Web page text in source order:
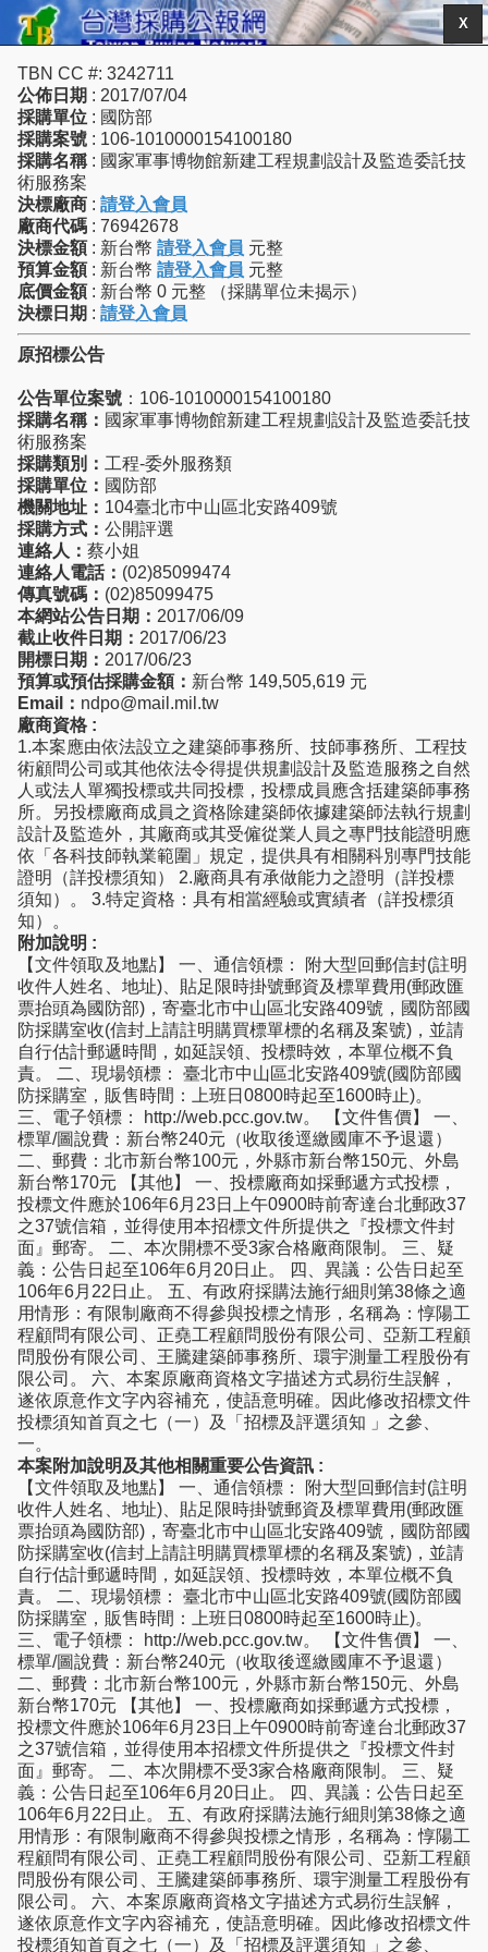
X
TBN CC #: 3242711
公佈日期 : 2017/07/04
採購單位 : 國防部
採購案號 : 106-1010000154100180
採購名稱 : 國家軍事博物館新建工程規劃設計及監造委託技
術服務案
決標廠商 : 請登入會員
廠商代碼 : 76942678
決標金額 : 新台幣 請登入會員 元整
預算金額 : 新台幣 請登入會員 元整
底價金額 : 新台幣 0 元整 （採購單位未揭示）
決標日期 : 請登入會員
原招標公告
公告單位案號 ：106-1010000154100180
採購名稱： 國家軍事博物館新建工程規劃設計及監造委託技
術服務案
採購類別： 工程-委外服務類
採購單位： 國防部
機關地址： 104臺北市中山區北安路409號
採購方式： 公開評選
連絡人： 蔡小姐
連絡人電話： (02)85099474
傳真號碼： (02)85099475
本網站公告日期： 2017/06/09
截止收件日期： 2017/06/23
開標日期： 2017/06/23
預算或預估採購金額： 新台幣 149,505,619 元
Email： ndpo@mail.mil.tw
廠商資格 :
1.本案應由依法設立之建築師事務所、技師事務所、工程技
術顧問公司或其他依法令得提供規劃設計及監造服務之自然
人或法人單獨投標或共同投標，投標成員應含括建築師事務
所。另投標廠商成員之資格除建築師依據建築師法執行規劃
設計及監造外，其廠商或其受僱從業人員之專門技能證明應
依「各科技師執業範圍」規定，提供具有相關科別專門技能
證明（詳投標須知） 2.廠商具有承做能力之證明（詳投標
須知）。 3.特定資格：具有相當經驗或實績者（詳投標須
知）。
附加說明 :
【文件領取及地點】 一、通信領標： 附大型回郵信封(註明
收件人姓名、地址)、貼足限時掛號郵資及標單費用(郵政匯
票抬頭為國防部)，寄臺北市中山區北安路409號，國防部國
防採購室收(信封上請註明購買標單標的名稱及案號)，並請
自行估計郵遞時間，如延誤領、投標時效，本單位概不負
責。 二、現場領標： 臺北市中山區北安路409號(國防部國
防採購室，販售時間：上班日0800時起至1600時止)。
三、電子領標： http://web.pcc.gov.tw。 【文件售價】 一、
標單/圖說費：新台幣240元（收取後逕繳國庫不予退還）
二、郵費：北市新台幣100元，外縣市新台幣150元、外島
新台幣170元 【其他】 一、投標廠商如採郵遞方式投標，
投標文件應於106年6月23日上午0900時前寄達台北郵政37
之37號信箱，並得使用本招標文件所提供之『投標文件封
面』郵寄。 二、本次開標不受3家合格廠商限制。 三、疑
義：公告日起至106年6月20日止。 四、異議：公告日起至
106年6月22日止。 五、有政府採購法施行細則第38條之適
用情形：有限制廠商不得參與投標之情形，名稱為：惇陽工
程顧問有限公司、正堯工程顧問股份有限公司、亞新工程顧
問股份有限公司、王騰建築師事務所、環宇測量工程股份有
限公司。 六、本案原廠商資格文字描述方式易衍生誤解，
遂依原意作文字內容補充，使語意明確。因此修改招標文件
投標須知首頁之七（一）及「招標及評選須知 」之參、
一。
本案附加說明及其他相關重要公告資訊 :
【文件領取及地點】 一、通信領標： 附大型回郵信封(註明
收件人姓名、地址)、貼足限時掛號郵資及標單費用(郵政匯
票抬頭為國防部)，寄臺北市中山區北安路409號，國防部國
防採購室收(信封上請註明購買標單標的名稱及案號)，並請
自行估計郵遞時間，如延誤領、投標時效，本單位概不負
責。 二、現場領標： 臺北市中山區北安路409號(國防部國
防採購室，販售時間：上班日0800時起至1600時止)。
三、電子領標： http://web.pcc.gov.tw。 【文件售價】 一、
標單/圖說費：新台幣240元（收取後逕繳國庫不予退還）
二、郵費：北市新台幣100元，外縣市新台幣150元、外島
新台幣170元 【其他】 一、投標廠商如採郵遞方式投標，
投標文件應於106年6月23日上午0900時前寄達台北郵政37
之37號信箱，並得使用本招標文件所提供之『投標文件封
面』郵寄。 二、本次開標不受3家合格廠商限制。 三、疑
義：公告日起至106年6月20日止。 四、異議：公告日起至
106年6月22日止。 五、有政府採購法施行細則第38條之適
用情形：有限制廠商不得參與投標之情形，名稱為：惇陽工
程顧問有限公司、正堯工程顧問股份有限公司、亞新工程顧
問股份有限公司、王騰建築師事務所、環宇測量工程股份有
限公司。 六、本案原廠商資格文字描述方式易衍生誤解，
遂依原意作文字內容補充，使語意明確。因此修改招標文件
投標須知首頁之七（一）及「招標及評選須知 」之參、